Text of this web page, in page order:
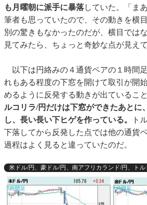
も月曜朝に派手に暴落していた。「ま
筆者も思っていたので、その動きを横
別の驚きもなかったのだが、横目では
見てみたら、ちょっと奇妙な点が見えて
以下は円絡みの４通貨ペアの１時間
れもある程度の下窓を開けて取引が開
めるように反発する動きが出ているこ
ルコリラ/円だけは下窓ができたあとに
し、長い長い下ヒゲを作っている。
ト
下落してから反発した点では他の通貨
過程はよく見ると違っていたのだ。
米ドル/円、豪ドル/円、南アフリカランド/円、トル